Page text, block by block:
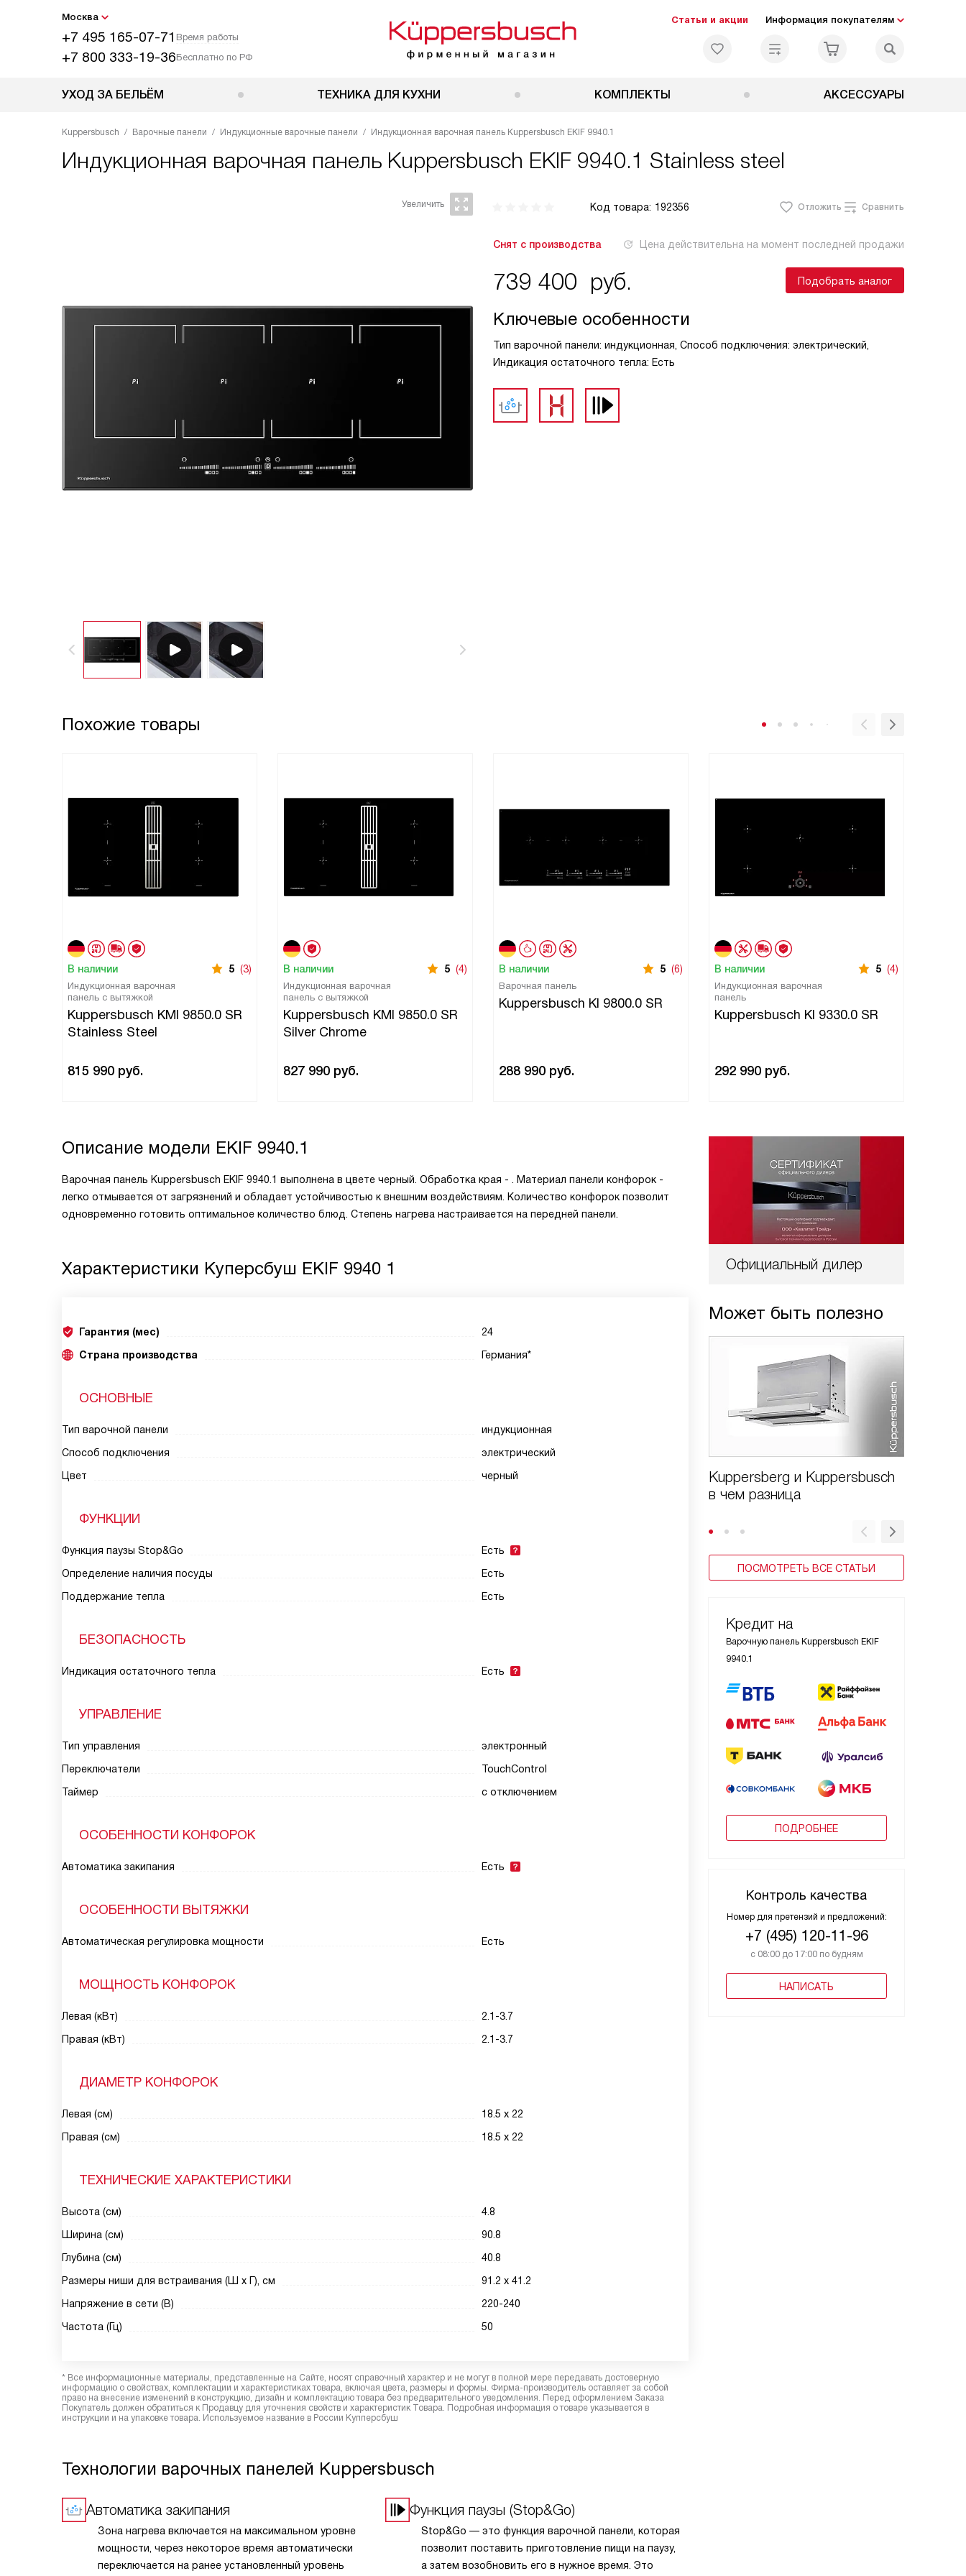
Москва
+7 495 165-07-71 Время работы
+7 800 333-19-36Бесплатно по РФ
Статьи и акции Информация покупателям
УХОД ЗА БЕЛЬЁМ ТЕХНИКА ДЛЯ КУХНИ КОМПЛЕКТЫ АКСЕССУАРЫ
Kuppersbusch Варочные панели Индукционные варочные панели Индукционная варочная панель Kuppersbusch EKIF 9940.1
Индукционная варочная панель Kuppersbusch EKIF 9940.1 Stainless steel
Код товара: 192356 Отложить Сравнить
Снят с производства Цена действительна на момент последней продажи
739 400 руб. Подобрать аналог
Ключевые особенности
Тип варочной панели: индукционная, Способ подключения: электрический,
Индикация остаточного тепла: Есть
Похожие товары
В наличии 5 (3)
Индукционная варочная
панель с вытяжкой
Kuppersbusch KMI 9850.0 SR
Stainless Steel
815 990 руб.
В наличии 5 (4)
Индукционная варочная
панель с вытяжкой
Kuppersbusch KMI 9850.0 SR
Silver Chrome
827 990 руб.
В наличии 5 (6)
Варочная панель
Kuppersbusch KI 9800.0 SR
288 990 руб.
В наличии 5 (4)
Индукционная варочная
панель
Kuppersbusch KI 9330.0 SR
292 990 руб.
Официальный дилер
Может быть полезно
Kuppersberg и Kuppersbusch
в чем разница
ПОСМОТРЕТЬ ВСЕ СТАТЬИ
Кредит на
Варочную панель Kuppersbusch EKIF
9940.1
ПОДРОБНЕЕ
Контроль качества
Номер для претензий и предложений:
+7 (495) 120-11-96
с 08:00 до 17:00 по будням
НАПИСАТЬ
Описание модели EKIF 9940.1
Варочная панель Kuppersbusch EKIF 9940.1 выполнена в цвете черный. Обработка края - . Материал панели конфорок -
легко отмывается от загрязнений и обладает устойчивостью к внешним воздействиям. Количество конфорок позволит
одновременно готовить оптимальное количество блюд. Степень нагрева настраивается на передней панели.
Характеристики Куперсбуш EKIF 9940 1
Гарантия (мес)
24
Страна производства
Германия*
ОСНОВНЫЕ
Тип варочной панели
индукционная
Способ подключения
электрический
Цвет
черный
ФУНКЦИИ
Функция паузы Stop&Go
Есть
Определение наличия посуды
Есть
Поддержание тепла
Есть
БЕЗОПАСНОСТЬ
Индикация остаточного тепла Есть
УПРАВЛЕНИЕ
Тип управления
электронный
Переключатели
TouchControl
Таймер
с отключением
ОСОБЕННОСТИ КОНФОРОК
Автоматика закипания Есть
ОСОБЕННОСТИ ВЫТЯЖКИ
Автоматическая регулировка мощности Есть
МОЩНОСТЬ КОНФОРОК
Левая (кВт)
2.1-3.7
Правая (кВт)
2.1-3.7
ДИАМЕТР КОНФОРОК
Левая (см)
18.5 х 22
Правая (см)
18.5 х 22
ТЕХНИЧЕСКИЕ ХАРАКТЕРИСТИКИ
Высота (см)
4.8
Ширина (см)
90.8
Глубина (см)
40.8
Размеры ниши для встраивания (Ш х Г), см
91.2 х 41.2
Напряжение в сети (В)
220-240
Частота (Гц)
50
* Все информационные материалы, представленные на Сайте, носят справочный характер и не могут в полной мере передавать достоверную
информацию о свойствах, комплектации и характеристиках товара, включая цвета, размеры и формы. Фирма-производитель оставляет за собой
право на внесение изменений в конструкцию, дизайн и комплектацию товара без предварительного уведомления. Перед оформлением Заказа
Покупатель должен обратиться к Продавцу для уточнения свойств и характеристик Товара. Подробная информация о товаре указывается в
инструкции и на упаковке товара. Используемое название в России Купперсбуш
Технологии варочных панелей Kuppersbusch
Автоматика закипания
Зона нагрева включается на максимальном уровне
мощности, через некоторое время автоматически
переключается на ранее установленный уровень
Функция паузы (Stop&Go)
Stop&Go — это функция варочной панели, которая
позволит поставить приготовление пищи на паузу,
а затем возобновить его в нужное время. Это